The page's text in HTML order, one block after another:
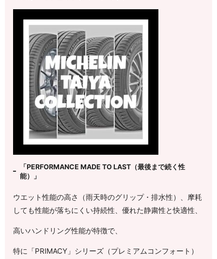
「PERFORMANCE MADE TO LAST（最後まで続く性
能）」
ウエット性能の高さ（雨天時のグリップ・排水性）、摩耗
しても性能が落ちにくい持続性、優れた静粛性と快適性、
高いハンドリング性能が特徴で、
特に「PRIMACY」シリーズ（プレミアムコンフォート）